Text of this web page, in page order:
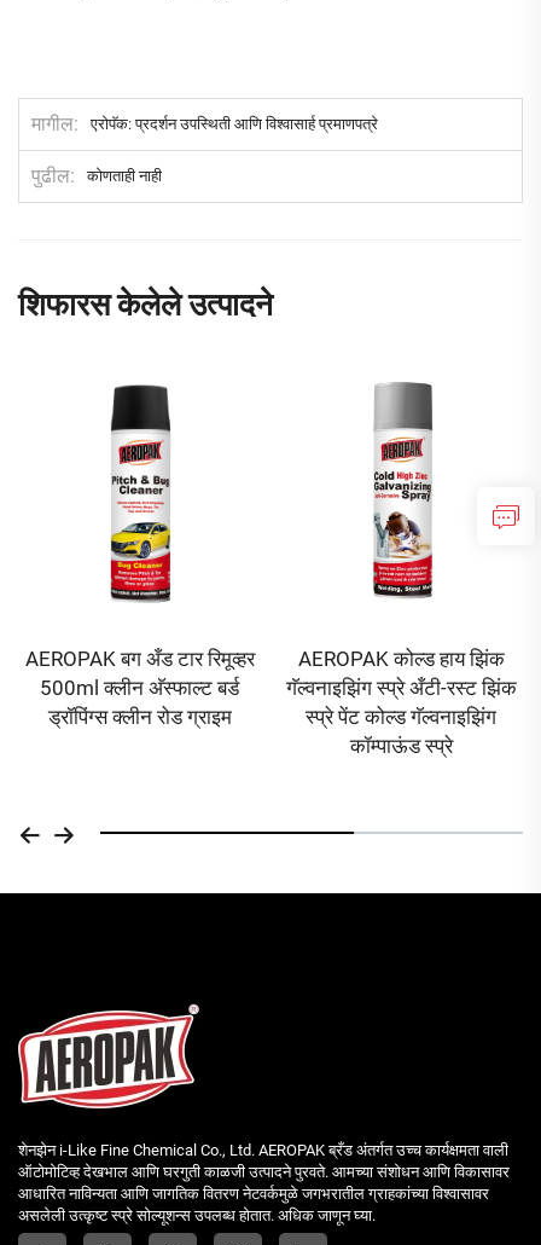
मागील एरोपॅक: प्रदर्शन उपस्थिती आणि विश्वासार्ह प्रमाणपत्रे
पुढील कोणताही नाही
शिफारस केलेले उत्पादने
AEROPAK बग अँड टार रिमूव्हर
500ml क्लीन अ‍ॅस्फाल्ट बर्ड
ड्रॉपिंग्स क्लीन रोड ग्राइम
AEROPAK कोल्ड हाय झिंक
गॅल्वनाइझिंग स्प्रे अँटी-रस्ट झिंक
स्प्रे पेंट कोल्ड गॅल्वनाइझिंग
कॉम्पाऊंड स्प्रे
शेनझेन i-Like Fine Chemical Co., Ltd. AEROPAK ब्रँड अंतर्गत उच्च कार्यक्षमता वाली
ऑटोमोटिव्ह देखभाल आणि घरगुती काळजी उत्पादने पुरवते. आमच्या संशोधन आणि विकासावर
आधारित नाविन्यता आणि जागतिक वितरण नेटवर्कमुळे जगभरातील ग्राहकांच्या विश्वासावर
असलेली उत्कृष्ट स्प्रे सोल्यूशन्स उपलब्ध होतात. अधिक जाणून घ्या.